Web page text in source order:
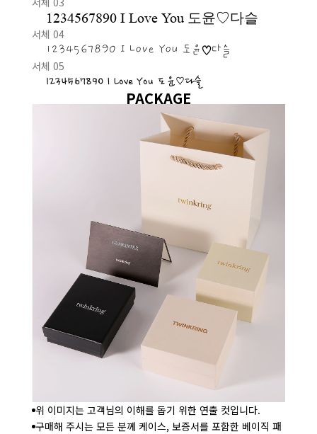
1234567890 I Love You 도윤♡다슬
서체 04
1234567890 I Love You 도윤♡다슬
서체 05
1234567890 I Love You 도윤♡다슬
PACKAGE
위 이미지는 고객님의 이해를 돕기 위한 연출 컷입니다.
구매해 주시는 모든 분께 케이스, 보증서를 포함한 베이직 패